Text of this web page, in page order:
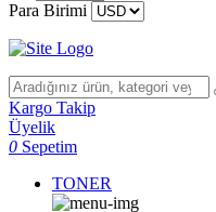
Para Birimi
Kargo Takip
Üyelik
0 Sepetim
TONER